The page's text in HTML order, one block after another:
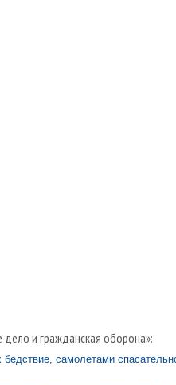
и гражданская оборона»:
самолетами